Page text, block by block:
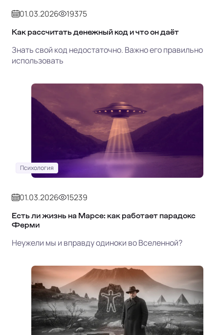
01.03.2026 19375
Как рассчитать денежный код и что он даёт
Знать свой код недостаточно. Важно его правильно
использовать
Психология
01.03.2026 15239
Есть ли жизнь на Марсе: как работает парадокс
Ферми
Неужели мы и вправду одиноки во Вселенной?